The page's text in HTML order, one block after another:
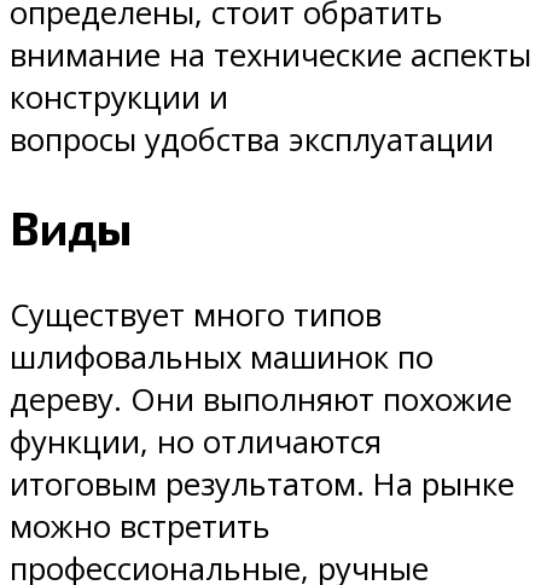
определены, стоит обратить
внимание на технические аспекты
конструкции и
вопросы удобства эксплуатации
Виды
Существует много типов
шлифовальных машинок по
дереву. Они выполняют похожие
функции, но отличаются
итоговым результатом. На рынке
можно встретить
профессиональные, ручные